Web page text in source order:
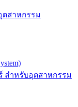
สาหกรรม
สำหรับอุตสาหกรรม